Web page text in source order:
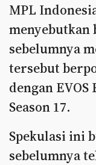
MPL
menyebutkan
sebelumnya
tersebut
dengan
Season 17.
Spekulasi ini
sebelumnya